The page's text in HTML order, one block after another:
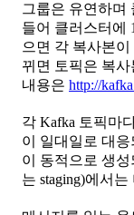
그룹은 유연하며
들어 클러스터에
으면 각 복사본
뀌면 토픽은 복
내용은 http://
각 Kafka 토픽마
이 일대일로 대
이 동적으로 생
는 staging)에서